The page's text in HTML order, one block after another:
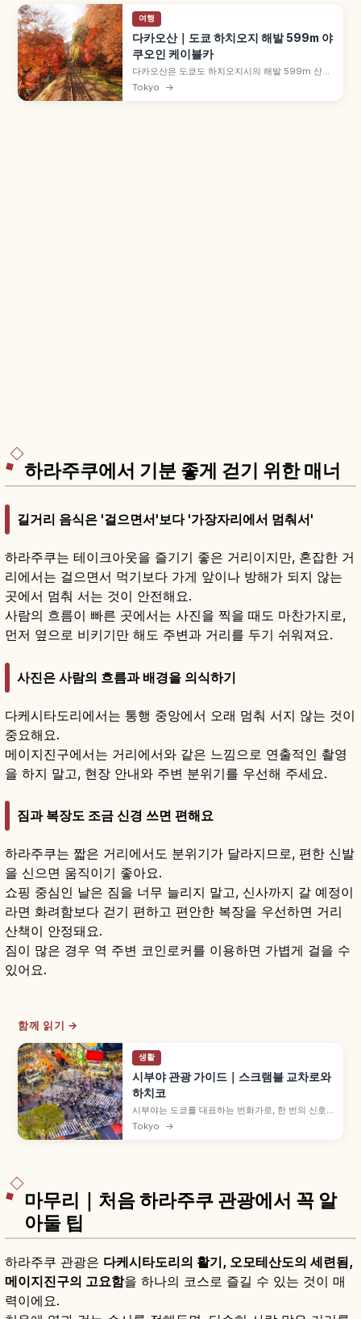
여행
다카오산｜도쿄 하치오지 해발 599m 야
쿠오인 케이블카
다카오산은 도쿄도 하치오지시의 해발 599m 산으
로, 신주쿠역에서 게이오선 약 50분 거리의 인기 하
이킹 명소입니다. 미슐랭 그린 가이드 3스타, 연간
Tokyo →
하라주쿠에서 기분 좋게 걷기 위한 매너
길거리 음식은 '걸으면서'보다 '가장자리에서 멈춰서'
하라주쿠는 테이크아웃을 즐기기 좋은 거리이지만, 혼잡한 거
리에서는 걸으면서 먹기보다 가게 앞이나 방해가 되지 않는
곳에서 멈춰 서는 것이 안전해요.
사람의 흐름이 빠른 곳에서는 사진을 찍을 때도 마찬가지로,
먼저 옆으로 비키기만 해도 주변과 거리를 두기 쉬워져요.
사진은 사람의 흐름과 배경을 의식하기
다케시타도리에서는 통행 중앙에서 오래 멈춰 서지 않는 것이
중요해요.
메이지진구에서는 거리에서와 같은 느낌으로 연출적인 촬영
을 하지 말고, 현장 안내와 주변 분위기를 우선해 주세요.
짐과 복장도 조금 신경 쓰면 편해요
하라주쿠는 짧은 거리에서도 분위기가 달라지므로, 편한 신발
을 신으면 움직이기 좋아요.
쇼핑 중심인 날은 짐을 너무 늘리지 말고, 신사까지 갈 예정이
라면 화려함보다 걷기 편하고 편안한 복장을 우선하면 거리
산책이 안정돼요.
짐이 많은 경우 역 주변 코인로커를 이용하면 가볍게 걸을 수
있어요.
함께 읽기 →
생활
시부야 관광 가이드｜스크램블 교차로와
하치코
시부야는 도쿄를 대표하는 번화가로, 한 번의 신호
에 약 3,000명이 동시에 횡단하는 스크램블 교차로
가 상징입니다. 1934년 세워진 충견 하치코 동상,
Tokyo →
마무리｜처음 하라주쿠 관광에서 꼭 알
아둘 팁
하라주쿠 관광은 다케시타도리의 활기, 오모테산도의 세련됨,
메이지진구의 고요함을 하나의 코스로 즐길 수 있는 것이 매
력이에요.